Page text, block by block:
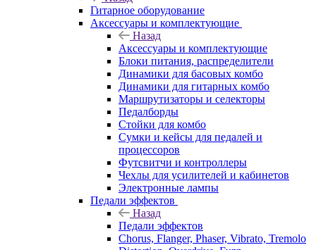
Гитарное оборудование
Аксессуары и комплектующие
Назад
Аксессуары и комплектующие
Блоки питания, распределители
Динамики для басовых комбо
Динамики для гитарных комбо
Маршрутизаторы и селекторы
Педалборды
Стойки для комбо
Сумки и кейсы для педалей и
процессоров
Футсвитчи и контроллеры
Чехлы для усилителей и кабинетов
Электронные лампы
Педали эффектов
Назад
Педали эффектов
Chorus, Flanger, Phaser, Vibrato, Tremolo